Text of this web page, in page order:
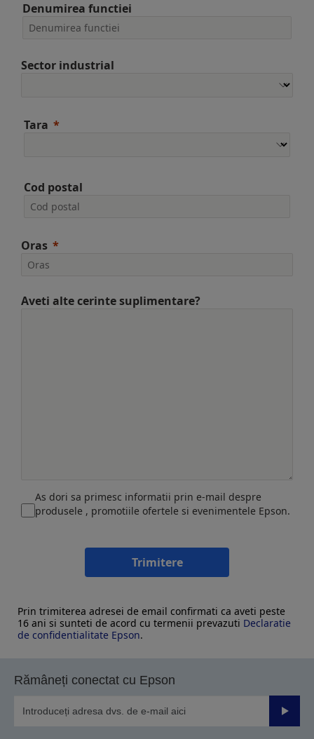
Denumirea functiei
Sector industrial
Tara
Cod postal
Oras
Aveti alte cerinte suplimentare?
As dori sa primesc informatii prin e-mail despre
produsele , promotiile ofertele si evenimentele Epson.
Trimitere
Prin trimiterea adresei de email confirmati ca aveti peste
16 ani si sunteti de acord cu termenii prevazuti Declaratie
de confidentialitate Epson.
Rămâneți conectat cu Epson